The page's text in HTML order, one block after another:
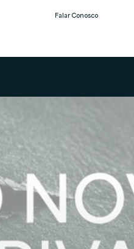
Falar Conosco